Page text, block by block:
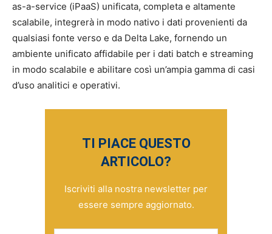
as-a-service (iPaaS) unificata, completa e altamente
scalabile, integrerà in modo nativo i dati provenienti da
qualsiasi fonte verso e da Delta Lake, fornendo un
ambiente unificato affidabile per i dati batch e streaming
in modo scalabile e abilitare così un’ampia gamma di casi
d’uso analitici e operativi.
TI PIACE QUESTO
ARTICOLO?
Iscriviti alla nostra newsletter per
essere sempre aggiornato.